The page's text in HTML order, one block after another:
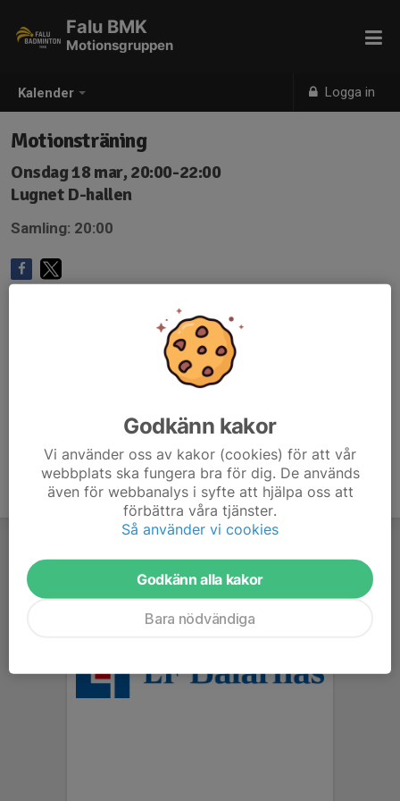
Kalender Logga in
Falu BMK
Motionsgruppen
Motionsträning
Onsdag 18 mar, 20:00-22:00
Lugnet D-hallen
Samling: 20:00
Godkänn kakor
Vi använder oss av kakor (cookies) för att vår
webbplats ska fungera bra för dig. De används
även för webbanalys i syfte att hjälpa oss att
förbättra våra tjänster.
Så använder vi cookies
Godkänn alla kakor
Bara nödvändiga